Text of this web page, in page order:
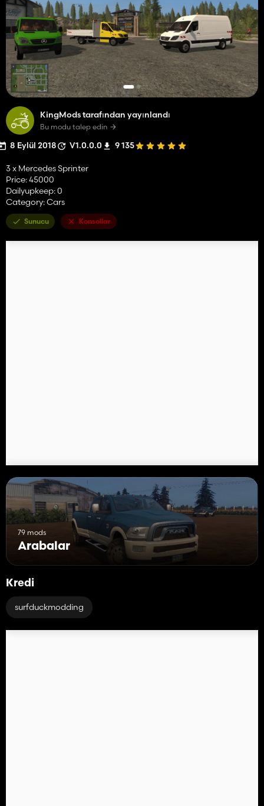
KingMods tarafından yayınlandı
Bu modu talep edin
8 Eylül 2018 V1.0.0.0 9 135
3 x Mercedes Sprinter
Price: 45000
Dailyupkeep: 0
Category: Cars
Sunucu Konsollar
79 mods
Arabalar
Kredi
surfduckmodding